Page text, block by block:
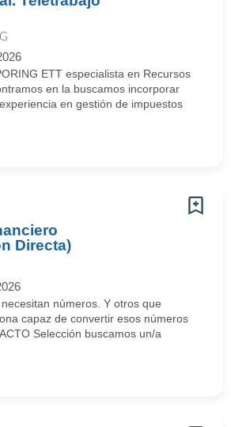
ETT especialista en Recursos
en la buscamos incorporar
en gestión de impuestos
Directa)
números. Y otros que
capaz de convertir esos números
Selección buscamos un/a